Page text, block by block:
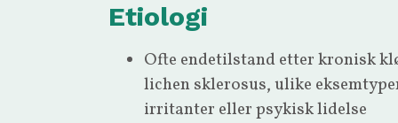
Etiologi
Ofte endetilstand etter kronisk
lichen sklerosus, ulike
irritanter eller psykisk lidelse